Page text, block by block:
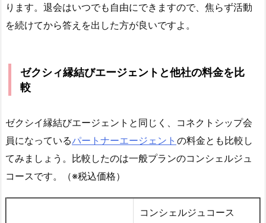
ります。退会はいつでも自由にできますので、焦らず活動
を続けてから答えを出した方が良いですよ。
ゼクシィ縁結びエージェントと他社の料金を比
較
ゼクシイ縁結びエージェントと同じく、コネクトシップ会
員になっているパートナーエージェント の料金とも比較し
てみましょう。比較したのは一般プランのコンシェルジュ
コースです。（※税込価格）
コンシェルジュコース